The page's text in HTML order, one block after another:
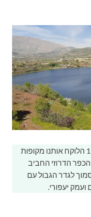
נתחיל לצעוד את שביל הגולן עם קטע 1 הלוקח אותנו מקופות
הדרוזי החביב
לגדר הגבול עם
יעפורי.